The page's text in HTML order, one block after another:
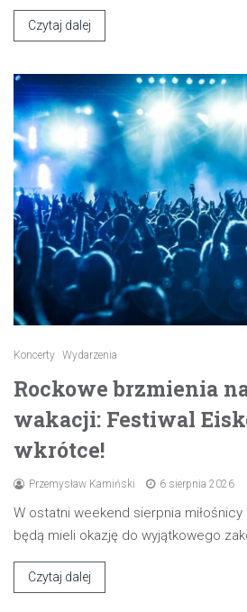
Czytaj dalej
Koncerty Wydarzenia
Rockowe brzmienia
wakacji: Festiwal
wkrótce!
Przemysław Kamiński 6 sierpnia 2026
W ostatni weekend sierpnia
będą mieli okazję do wyjątkowego
Czytaj dalej